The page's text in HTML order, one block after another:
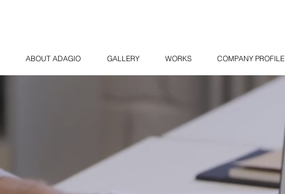
ABOUT ADAGIO GALLERY WORKS COMPANY PROFILE